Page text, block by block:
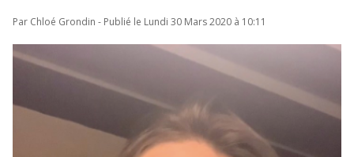
Par Chloé Grondin - Publié le Lundi 30 Mars 2020 à 10:11